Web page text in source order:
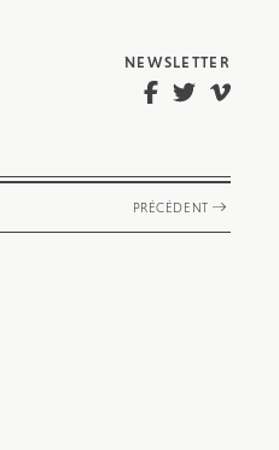
NEWSLETTER
PRÉCÉDENT